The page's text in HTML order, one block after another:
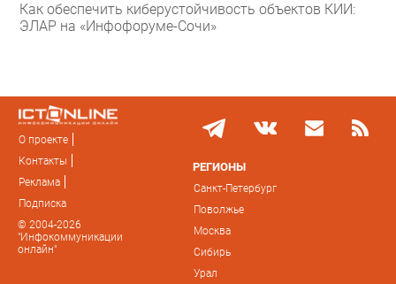
Как обеспечить киберустойчивость объектов КИИ:
ЭЛАР на «Инфофоруме-Сочи»
О проекте
Контакты
Реклама
Подписка
© 2004-2026
"Инфокоммуникации
онлайн"
РЕГИОНЫ
Санкт-Петербург
Поволжье
Москва
Сибирь
Урал